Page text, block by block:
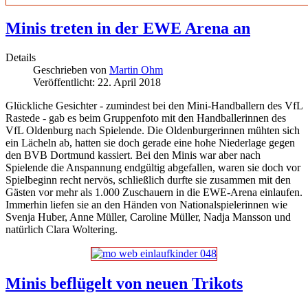
Minis treten in der EWE Arena an
Details
Geschrieben von Martin Ohm
Veröffentlicht: 22. April 2018
Glückliche Gesichter - zumindest bei den Mini-Handballern des VfL
Rastede - gab es beim Gruppenfoto mit den Handballerinnen des
VfL Oldenburg nach Spielende. Die Oldenburgerinnen mühten sich
ein Lächeln ab, hatten sie doch gerade eine hohe Niederlage gegen
den BVB Dortmund kassiert. Bei den Minis war aber nach
Spielende die Anspannung endgültig abgefallen, waren sie doch vor
Spielbeginn recht nervös, schließlich durfte sie zusammen mit den
Gästen vor mehr als 1.000 Zuschauern in die EWE-Arena einlaufen.
Immerhin liefen sie an den Händen von Nationalspielerinnen wie
Svenja Huber, Anne Müller, Caroline Müller, Nadja Mansson und
natürlich Clara Woltering.
Minis beflügelt von neuen Trikots